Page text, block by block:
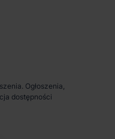
Ogłoszenia,
dostępności